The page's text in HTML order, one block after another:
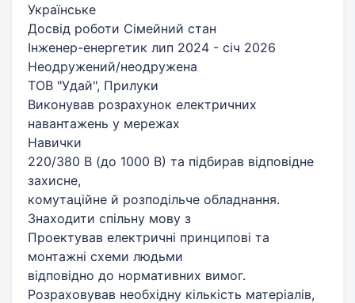
Українське
Досвід роботи Сімейний стан
Інженер-енергетик лип 2024 - січ 2026
Неодружений/неодружена
ТОВ "Удай", Прилуки
Виконував розрахунок електричних
навантажень у мережах
Навички
220/380 В (до 1000 В) та підбирав відповідне
захисне,
комутаційне й розподільче обладнання.
Знаходити спільну мову з
Проектував електричні принципові та
монтажні схеми людьми
відповідно до нормативних вимог.
Розраховував необхідну кількість матеріалів,